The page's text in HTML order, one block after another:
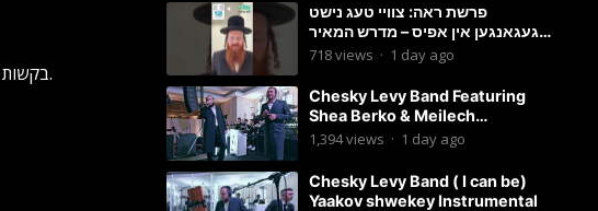
בקשות החתנים והכלות – בני, חיי, מזוני וגאולה קרובה –בגראמען מרגש ועדכני, המוקדש לחתן המעבד אברומי פרידמן ביום חתונתו.
פרשת ראה: צוויי טעג נישט
געגאנגען אין אפיס – מדרש המאיר
וועכענטליך אויף סטאטוס איילענד
718views · 1 day ago
Chesky Levy Band Featuring
Shea Berko & Meilech
Braunstein (Yeedle werdyger
1,394views · 1 day ago
Chesky Levy Band ( I can be)
Yaakov shwekey Instrumental